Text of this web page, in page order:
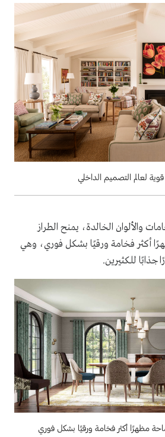
لعالم التصميم الداخلي
والألوان الخالدة، يمنح الطراز
أكثر فخامة ورقيًا بشكل فوري، وهي
جذابًا للكثيرين.
مظهرًا أكثر فخامة ورقيًا بشكل فوري